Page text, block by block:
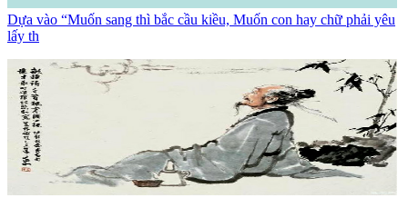
Dựa vào “Muốn sang thì bắc cầu kiều, Muốn con hay chữ phải yêu
lấy th